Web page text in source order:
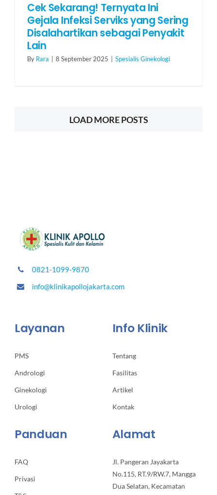
Cek Sekarang! Ternyata Ini
Gejala Infeksi Serviks yang Sering
Disalahartikan sebagai Penyakit
Lain
By Rara 8 September 2025 Spesialis Ginekologi
LOAD MORE POSTS
0821-1099-9870
info@klinikapollojakarta.com
Layanan
PMS
Andrologi
Ginekologi
Urologi
Info Klinik
Tentang
Fasilitas
Artikel
Kontak
Panduan
FAQ
Privasi
Alamat
Jl. Pangeran Jayakarta
No.115, RT.9/RW.7, Mangga
Dua Selatan, Kecamatan